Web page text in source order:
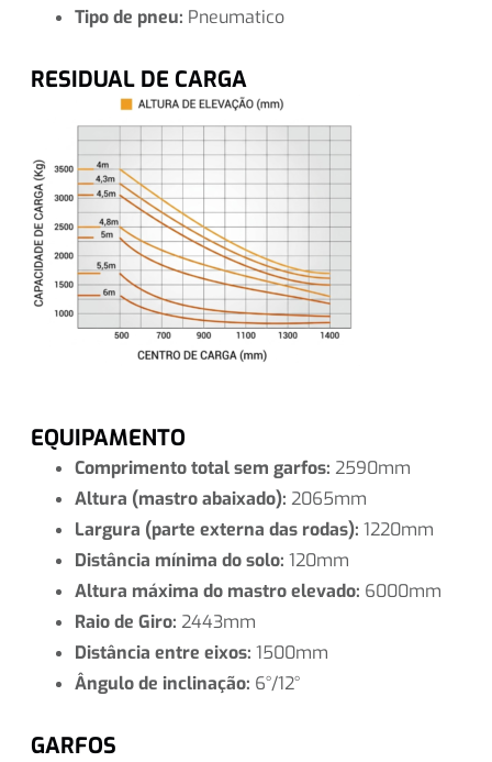
Tipo de pneu: Pneumatico
RESIDUAL DE CARGA
EQUIPAMENTO
Comprimento total sem garfos: 2590mm
Altura (mastro abaixado): 2065mm
Largura (parte externa das rodas): 1220mm
Distância mínima do solo: 120mm
Altura máxima do mastro elevado: 6000mm
Raio de Giro: 2443mm
Distância entre eixos: 1500mm
Ângulo de inclinação: 6°/12°
GARFOS